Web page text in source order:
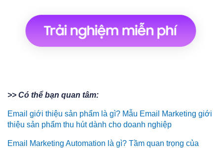
>> Có thể bạn quan tâm:
Email giới thiệu sản phẩm là gì? Mẫu Email Marketing giới
thiệu sản phẩm thu hút dành cho doanh nghiệp
Email Marketing Automation là gì? Tầm quan trọng của